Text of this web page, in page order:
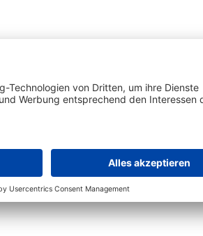
Tischlerplatten